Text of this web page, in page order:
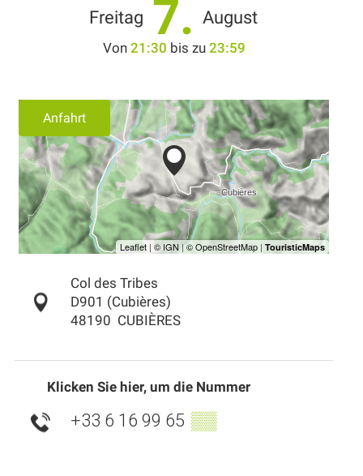
Freitag 7. August
Von 21:30 bis zu 23:59
Anfahrt
Col des Tribes
D901 (Cubières)
48190 CUBIÈRES
Klicken Sie hier, um die Nummer
+33 6 16 99 65 ▒▒